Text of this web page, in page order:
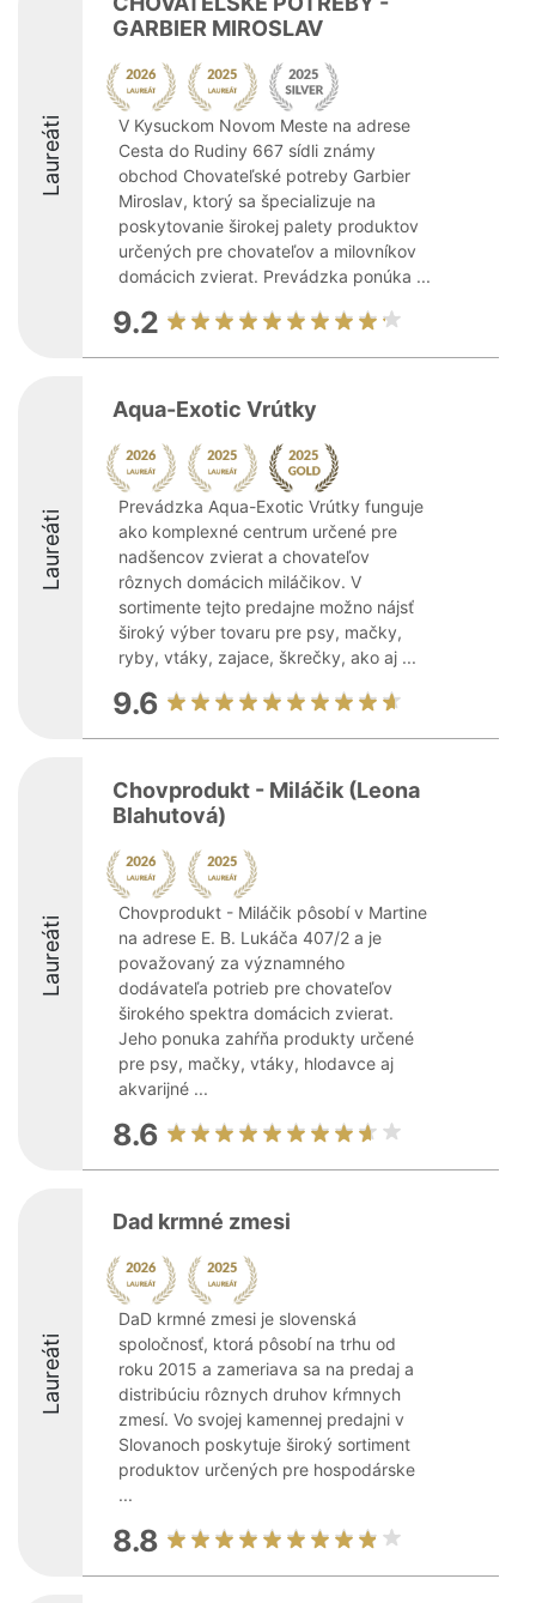
Laureáti
GARBIER MIROSLAV
V Kysuckom Novom Meste na adrese
Cesta do Rudiny 667 sídli známy
obchod Chovateľské potreby Garbier
Miroslav, ktorý sa špecializuje na
poskytovanie širokej palety produktov
určených pre chovateľov a milovníkov
domácich zvierat. Prevádzka ponúka ...
9.2
Laureáti
Aqua-Exotic Vrútky
Prevádzka Aqua-Exotic Vrútky funguje
ako komplexné centrum určené pre
nadšencov zvierat a chovateľov
rôznych domácich miláčikov. V
sortimente tejto predajne možno nájsť
široký výber tovaru pre psy, mačky,
ryby, vtáky, zajace, škrečky, ako aj ...
9.6
Laureáti
Chovprodukt - Miláčik (Leona
Blahutová)
Chovprodukt - Miláčik pôsobí v Martine
na adrese E. B. Lukáča 407/2 a je
považovaný za významného
dodávateľa potrieb pre chovateľov
širokého spektra domácich zvierat.
Jeho ponuka zahŕňa produkty určené
pre psy, mačky, vtáky, hlodavce aj
akvarijné ...
8.6
Laureáti
Dad krmné zmesi
DaD krmné zmesi je slovenská
spoločnosť, ktorá pôsobí na trhu od
roku 2015 a zameriava sa na predaj a
distribúciu rôznych druhov kŕmnych
zmesí. Vo svojej kamennej predajni v
Slovanoch poskytuje široký sortiment
produktov určených pre hospodárske
...
8.8